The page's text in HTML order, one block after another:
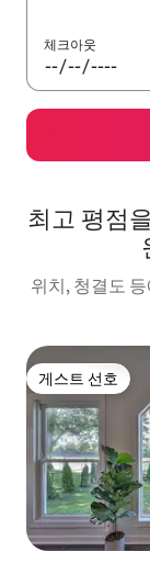
체크아웃
최고 평점
위치, 청결도
게스트 선호
게스트 선호